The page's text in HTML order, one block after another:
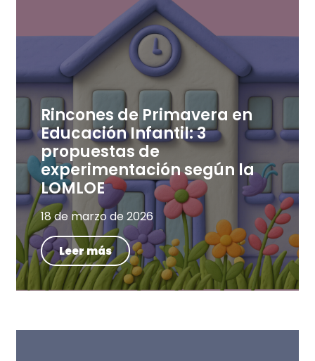
Rincones de Primavera en
Educación Infantil: 3
propuestas de
experimentación según la
LOMLOE
18 de marzo de 2026
Leer más